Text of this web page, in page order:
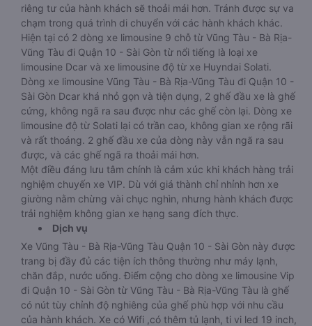
riêng tư của hành khách sẽ thoải mái hơn. Tránh được sự va
chạm trong quá trình di chuyển với các hành khách khác.
Hiện tại có 2 dòng xe limousine 9 chỗ từ Vũng Tàu - Bà Rịa-
Vũng Tàu đi Quận 10 - Sài Gòn từ nổi tiếng là loại xe
limousine Dcar và xe limousine độ từ xe Huyndai Solati.
Dòng xe limousine Vũng Tàu - Bà Rịa-Vũng Tàu đi Quận 10 -
Sài Gòn Dcar khá nhỏ gọn và tiện dụng, 2 ghế đầu xe là ghế
cứng, không ngã ra sau được như các ghế còn lại. Dòng xe
limousine độ từ Solati lại có trần cao, không gian xe rộng rãi
và rất thoáng. 2 ghế đầu xe của dòng này vẫn ngã ra sau
được, và các ghế ngã ra thoải mái hơn.
Một điều đáng lưu tâm chính là cảm xúc khi khách hàng trải
nghiệm chuyến xe VIP. Dù với giá thành chỉ nhỉnh hơn xe
giường nằm chừng vài chục nghìn, nhưng hành khách được
trải nghiệm không gian xe hạng sang đích thực.
Dịch vụ
Xe Vũng Tàu - Bà Rịa-Vũng Tàu Quận 10 - Sài Gòn này được
trang bị đầy đủ các tiện ích thông thường như máy lạnh,
chăn đắp, nước uống. Điểm cộng cho dòng xe limousine Vip
đi Quận 10 - Sài Gòn từ Vũng Tàu - Bà Rịa-Vũng Tàu là ghế
có nút tùy chỉnh độ nghiêng của ghế phù hợp với nhu cầu
của hành khách. Xe có Wifi ,có thêm tủ lạnh, ti vi led 19 inch,